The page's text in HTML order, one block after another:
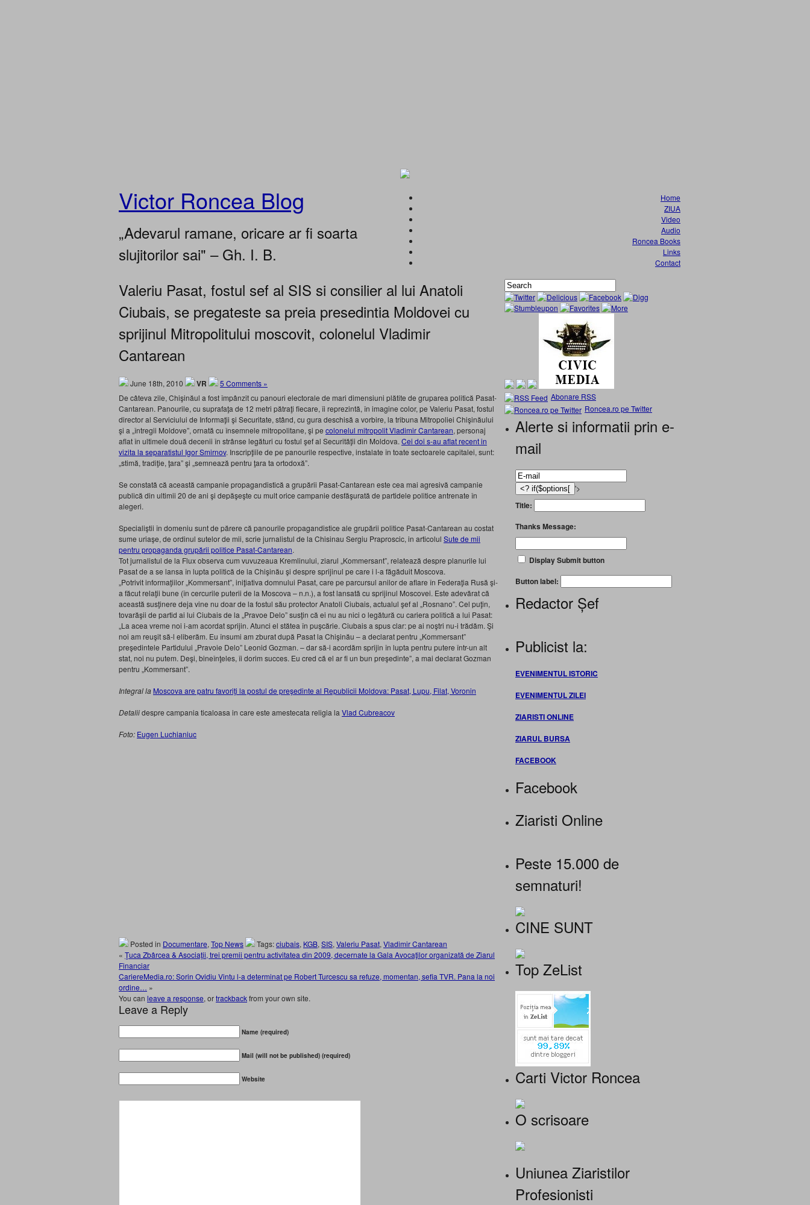
Victor Roncea Blog
„Adevarul ramane, oricare ar fi soarta
slujitorilor sai" – Gh. I. B.
Home
ZIUA
Video
Audio
Roncea Books
Links
Contact
Valeriu Pasat, fostul sef al SIS si consilier al lui Anatoli
Ciubais, se pregateste sa preia presedintia Moldovei cu
sprijinul Mitropolitului moscovit, colonelul Vladimir
Cantarean
June 18th, 2010 VR
5 Comments »
De câteva zile, Chişinăul a fost împânzit cu panouri electorale de mari dimensiuni plătite de gruparea politică Pasat-
Cantarean. Panourile, cu suprafaţa de 12 metri pătraţi fiecare, îi reprezintă, în imagine color, pe Valeriu Pasat, fostul
director al Serviciului de Informaţii şi Securitate, stând, cu gura deschisă a vorbire, la tribuna Mitropoliei Chişinăului
şi a „întregii Moldove”, ornată cu însemnele mitropolitane, şi pe colonelul mitropolit Vladimir Cantarean, personaj
aflat în ultimele două decenii în strânse legături cu fostul şef al Securităţii din Moldova. Cei doi s-au aflat recent in
vizita la separatistul Igor Smirnov. Inscripţiile de pe panourile respective, instalate în toate sectoarele capitalei, sunt:
„stimă, tradiţie, ţara” şi „semnează pentru ţara ta ortodoxă”.
Se constată că această campanie propagandistică a grupării Pasat-Cantarean este cea mai agresivă campanie
publică din ultimii 20 de ani şi depăşeşte cu mult orice campanie desfăşurată de partidele politice antrenate în
alegeri.
Specialiştii în domeniu sunt de părere că panourile propagandistice ale grupării politice Pasat-Cantarean au costat
sume uriaşe, de ordinul sutelor de mii, scrie jurnalistul de la Chisinau Sergiu Praproscic, in articolul Sute de mii
pentru propaganda grupării politice Pasat-Cantarean.
Tot jurnalistul de la Flux observa cum vuvuzeaua Kremlinului, ziarul „Kommersant”, relatează despre planurile lui
Pasat de a se lansa în lupta politică de la Chişinău şi despre sprijinul pe care i l-a făgăduit Moscova.
„Potrivit informaţiilor „Kommersant”, iniţiativa domnului Pasat, care pe parcursul anilor de aflare în Federaţia Rusă şi-
a făcut relaţii bune (în cercurile puterii de la Moscova – n.n.), a fost lansată cu sprijinul Moscovei. Este adevărat că
această susţinere deja vine nu doar de la fostul său protector Anatoli Ciubais, actualul şef al „Rosnano”. Cel puţin,
tovarăşii de partid ai lui Ciubais de la „Pravoe Delo” susţin că ei nu au nici o legătură cu cariera politică a lui Pasat:
„La acea vreme noi i-am acordat sprijin. Atunci el stătea în puşcărie. Ciubais a spus clar: pe ai noştri nu-i trădăm. Şi
noi am reuşit să-l eliberăm. Eu însumi am zburat după Pasat la Chişinău – a declarat pentru „Kommersant”
preşedintele Partidului „Pravoie Delo” Leonid Gozman. – dar să-i acordăm sprijin în lupta pentru putere într-un alt
stat, noi nu putem. Deşi, bineînţeles, îi dorim succes. Eu cred că el ar fi un bun preşedinte”, a mai declarat Gozman
pentru „Kommersant”.
Integral la Moscova are patru favoriţi la postul de preşedinte al Republicii Moldova: Pasat, Lupu, Filat, Voronin
Detaliidespre campania ticaloasa in care este amestecata religia la Vlad Cubreacov
Foto: Eugen Luchianiuc
Posted in Documentare, Top News Tags:ciubais, KGB, SIS, Valeriu Pasat, Vladimir Cantarean
« Ţuca Zbârcea & Asociaţii, trei premii pentru activitatea din 2009, decernate la Gala Avocaţilor organizată de Ziarul
Financiar
CariereMedia.ro: Sorin Ovidiu Vintu l-a determinat pe Robert Turcescu sa refuze, momentan, sefia TVR. Pana la noi
ordine… »
You can leave a response, ortrackbackfrom your own site.
Leave a Reply
Name (required)
Mail (will not be published) (required)
Website
Abonare RSS
Roncea.ro pe Twitter
Alerte si informatii prin e-
mail
'>
Title:
Thanks Message:
Display Submit button
Button label:
Redactor Șef
Publicist la:
EVENIMENTUL ISTORIC
EVENIMENTUL ZILEI
ZIARISTI ONLINE
ZIARUL BURSA
FACEBOOK
Facebook
Ziaristi Online
Peste 15.000 de
semnaturi!
CINE SUNT
Top ZeList
Carti Victor Roncea
O scrisoare
Uniunea Ziaristilor
Profesionisti